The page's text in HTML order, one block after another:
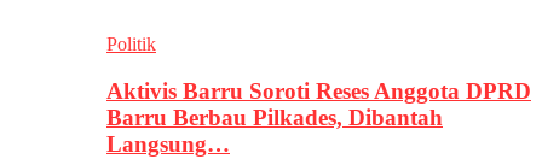
Politik
Aktivis Barru Soroti Reses Anggota DPRD
Barru Berbau Pilkades, Dibantah
Langsung…